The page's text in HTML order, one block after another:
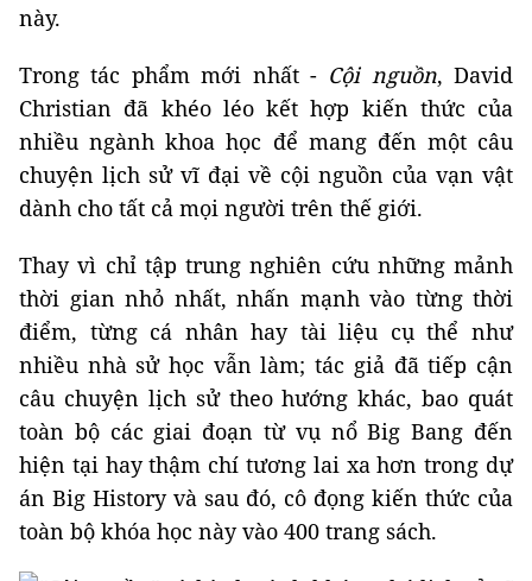
này.
Trong tác phẩm mới nhất - Cội nguồn, David
Christian đã khéo léo kết hợp kiến thức của
nhiều ngành khoa học để mang đến một câu
chuyện lịch sử vĩ đại về cội nguồn của vạn vật
dành cho tất cả mọi người trên thế giới.
Thay vì chỉ tập trung nghiên cứu những mảnh
thời gian nhỏ nhất, nhấn mạnh vào từng thời
điểm, từng cá nhân hay tài liệu cụ thể như
nhiều nhà sử học vẫn làm; tác giả đã tiếp cận
câu chuyện lịch sử theo hướng khác, bao quát
toàn bộ các giai đoạn từ vụ nổ Big Bang đến
hiện tại hay thậm chí tương lai xa hơn trong dự
án Big History và sau đó, cô đọng kiến thức của
toàn bộ khóa học này vào 400 trang sách.